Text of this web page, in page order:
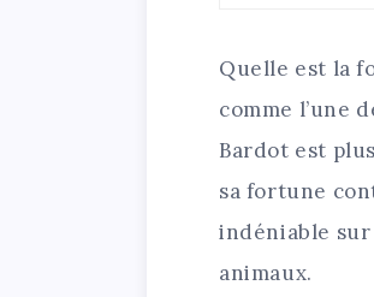
Quelle est la
comme l’une
Bardot est
sa fortune
indéniable
animaux.